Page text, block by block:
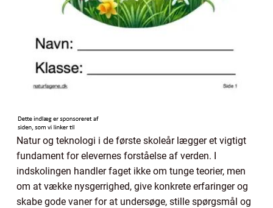
Natur og teknologi i de første skoleår lægger et vigtigt
fundament for elevernes forståelse af verden. I
indskolingen handler faget ikke om tunge teorier, men
om at vække nysgerrighed, give konkrete erfaringer og
skabe gode vaner for at undersøge, stille spørgsmål og